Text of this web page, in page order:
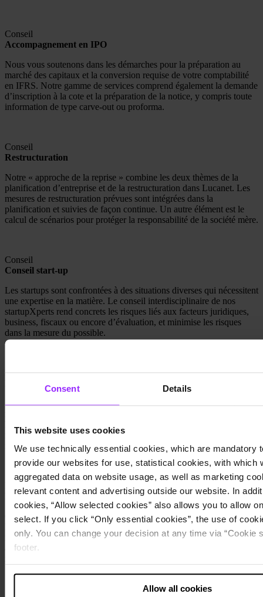
Consent Details
This website uses cookies
We use technically essential cookies, which are mandatory
provide our websites for use, statistical cookies, with which
aggregated data on website usage, as well as marketing
relevant content and advertising outside our website. In
cookies, “Allow selected cookies” also allows you to allow
select. If you click “Only essential cookies”, the use of
only. You can change your decision at any time via “Cookie
footer.
Note about the processing of your data collected on this
Allow all cookies
Conseil
Accompagnement en IPO
Nous vous soutenons dans les démarches pour la préparation au
marché des capitaux et la conversion requise de votre comptabilité
en IFRS. Notre gamme de services comprend également la demande
d’inscription à la cote et la préparation de la notice, y compris toute
information de type carve-out ou proforma.
Conseil
Restructuration
Notre « approche de la reprise » combine les deux thèmes de la
planification d’entreprise et de la restructuration dans Lucanet. Les
mesures de restructuration prévues sont intégrées dans la
planification et suivies de façon continue. Un autre élément est le
calcul de scénarios pour protéger la responsabilité de la société mère.
Conseil
Conseil start-up
Les startups sont confrontées à des situations diverses qui nécessitent
une expertise en la matière. Le conseil interdisciplinaire de nos
startupXperts rend concrets les risques liés aux facteurs juridiques,
business, fiscaux ou encore d’évaluation, et minimise les risques
dans la mesure du possible.
Planification
Planification intégrée
De la gestion stratégique de l’entreprise au financement réussi : un
reporting continu et transparent à l’intention des parties prenantes
internes et externes.
Reporting
Reporting ESG et de durabilité
CSRD, EU-Taxonomie, LkSG & Co. - Nous vous soutenons dans
la mise en œuvre des exigences réglementaires dans le domaine du
reporting de durabilité. Notre gamme de prestations s'étend des
ateliers de base à l'introduction et à l'optimisation des processus de